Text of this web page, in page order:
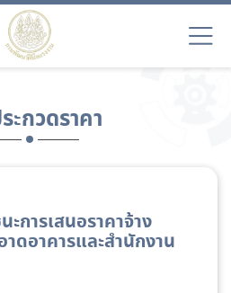
ะกวดราคา
การเสนอราคาจ้าง
าดอาคารและสำนักงาน